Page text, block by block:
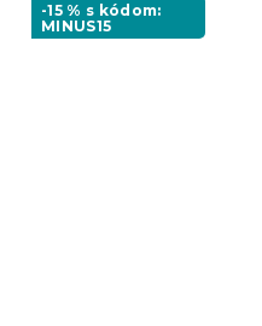
-15 % s kódom:
MINUS15